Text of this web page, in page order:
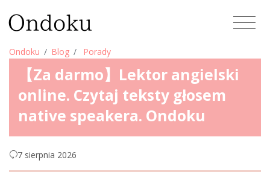
Ondoku Blog Porady
【Za darmo】Lektor angielski
online. Czytaj teksty głosem
native speakera. Ondoku
7 sierpnia 2026